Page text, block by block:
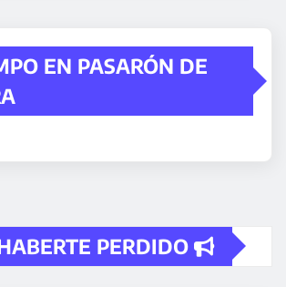
EN PASARÓN DE
PERDIDO